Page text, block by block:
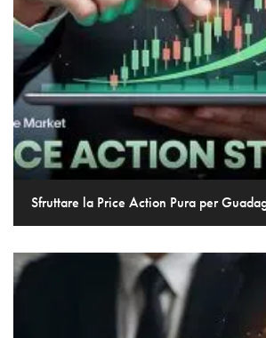
Sfruttare la Price Action Pura per